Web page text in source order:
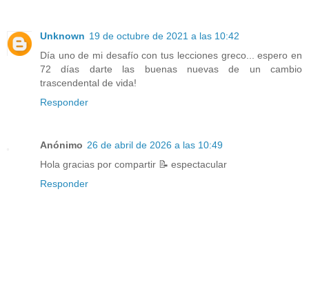
Unknown 19 de octubre de 2021 a las 10:42
Día uno de mi desafío con tus lecciones greco... espero en
72 días darte las buenas nuevas de un cambio
trascendental de vida!
Responder
Anónimo 26 de abril de 2026 a las 10:49
Hola gracias por compartir 📝 espectacular
Responder